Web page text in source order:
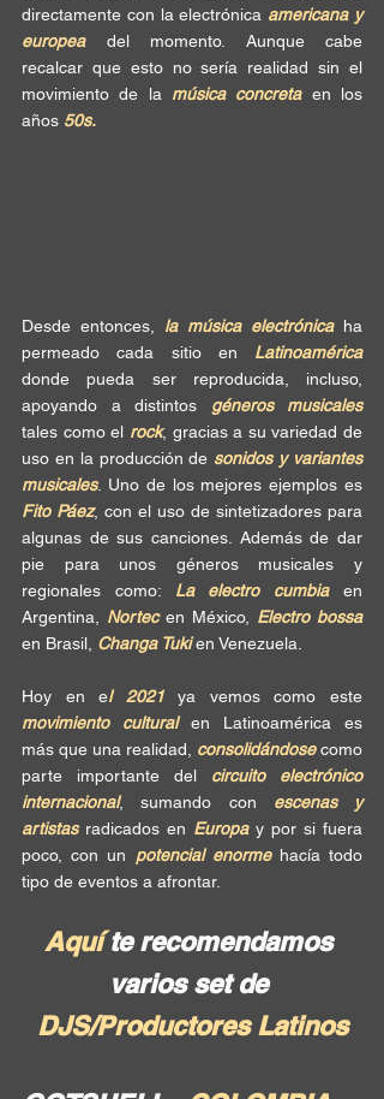
directamente con la electrónica americana y
europea del momento. Aunque cabe
recalcar que esto no sería realidad sin el
movimiento de la música concreta en los
años 50s.
Desde entonces, la música electrónica ha
permeado cada sitio en Latinoamérica
donde pueda ser reproducida, incluso,
apoyando a distintos géneros musicales
tales como el rock, gracias a su variedad de
uso en la producción de sonidos y variantes
musicales
Fito Páez, con el uso de sintetizadores para
algunas de sus canciones. Además de dar
pie para unos géneros musicales y
regionales como: La electro cumbia en
Argentina, Nortec en México, Electro bossa
en Brasil, Changa Tuki en Venezuela.
Hoy en el 2021
movimiento cultural en Latinoamérica es
más que una realidad, consolidándose como
parte importante del circuito electrónico
internacional, sumando con escenas y
artistas radicados en Europa y por si fuera
poco, con un potencial enorme hacía todo
tipo de eventos a afrontar.
Aquí te recomendamos
varios set de
DJS/Productores Latinos